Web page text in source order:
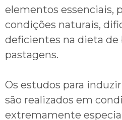
elementos essenciais,
condições naturais,
deficientes na dieta de
pastagens.
Os estudos para
são realizados em
extremamente